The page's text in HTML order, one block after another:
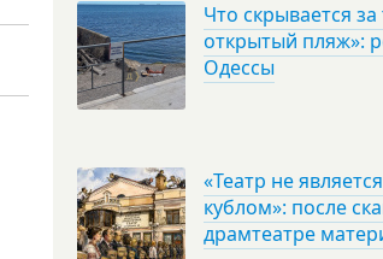
Что скрывается
открытый пляж»:
Одессы
«Театр не
кублом»: после
драмтеатре